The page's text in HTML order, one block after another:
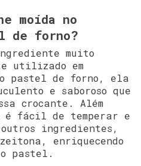
moída no
de forno?
muito
utilizado em
pastel de forno, ela
e saboroso que
crocante. Além
é fácil de temperar e
ingredientes,
enriquecendo
pastel.